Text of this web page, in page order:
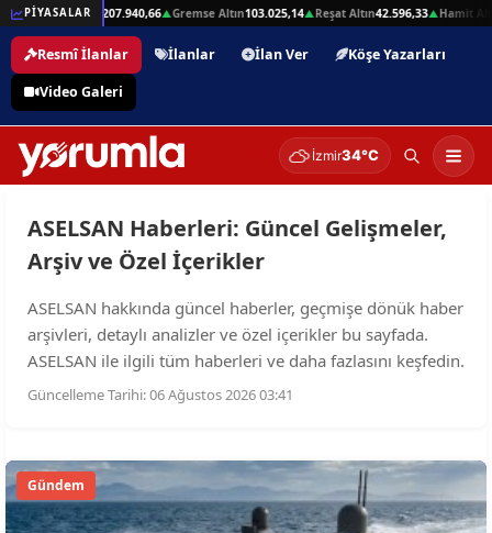
PİYASALAR
▲Beşli Altın 207.940,66▲Gremse Altın103.025,14▲Reşat Altın42.596,33▲Hamit
Resmî İlanlar İlanlar İlan Ver
Köşe Yazarları
Video Galeri
İzmir34°C
ASELSAN Haberleri: Güncel Gelişmeler,
Arşiv ve Özel İçerikler
ASELSAN hakkında güncel haberler, geçmişe dönük haber
arşivleri, detaylı analizler ve özel içerikler bu sayfada.
ASELSAN ile ilgili tüm haberleri ve daha fazlasını keşfedin.
Güncelleme Tarihi: 06 Ağustos 2026 03:41
Gündem